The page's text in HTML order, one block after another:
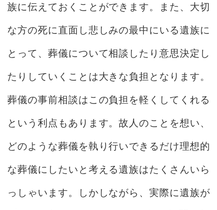
族に伝えておくことができます。また、大切
な方の死に直面し悲しみの最中にいる遺族に
とって、葬儀について相談したり意思決定し
たりしていくことは大きな負担となります。
葬儀の事前相談はこの負担を軽くしてくれる
という利点もあります。故人のことを想い、
どのような葬儀を執り行いできるだけ理想的
な葬儀にしたいと考える遺族はたくさんいら
っしゃいます。しかしながら、実際に遺族が